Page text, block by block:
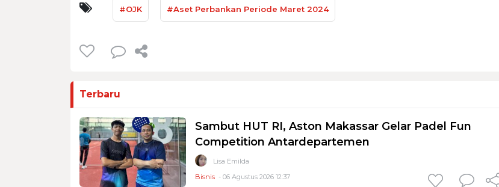
#OJK #Aset Perbankan Periode Maret 2024
Terbaru
Sambut HUT RI, Aston Makassar Gelar Padel Fun
Competition Antardepartemen
Lisa Emilda
Bisnis - 06 Agustus 2026 12:37